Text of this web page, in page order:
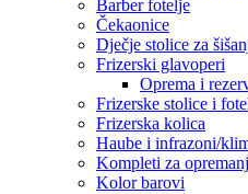
Barber fotelje
Čekaonice
Dječje stolice za
Frizerski glavoperi
Oprema i
Frizerske stolice i
Frizerska kolica
Haube i infrazoni/
Kompleti za
Kolor barovi